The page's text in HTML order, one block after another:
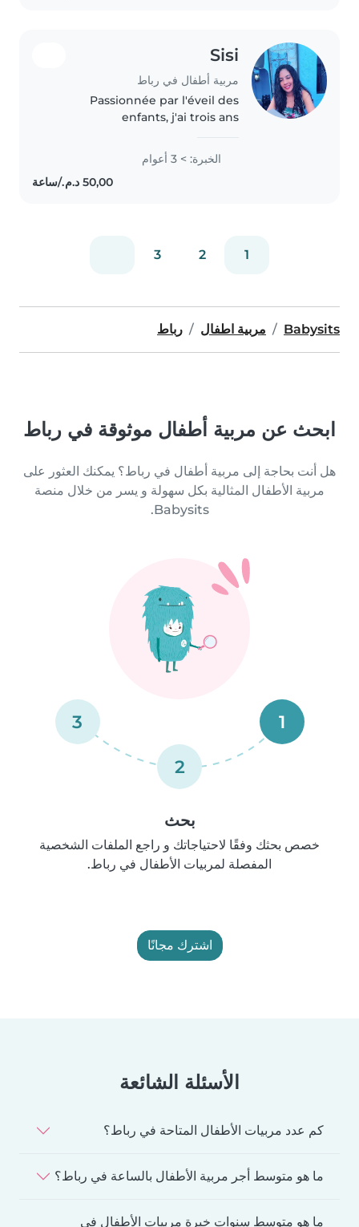
Sisi
مربية أطفال في رباط
Passionnée par l'éveil des
enfants, j'ai trois ans
préscolaires et écoliers.
Polyvalente, j'offre des activités
créatives, des jeux et une aide
الخبرة: > 3 أعوام
1
2
3
Babysits مربية اطفال رباط
ابحث عن مربية أطفال موثوقة في رباط
هل أنت بحاجة إلى مربية أطفال في رباط؟ يمكنك العثور على
مربية الأطفال المثالية بكل سهولة و يسر من خلال منصة
Babysits.
1
2
3
بحث
خصص بحثك وفقًا لاحتياجاتك و راجع الملفات الشخصية
المفصلة لمربيات الأطفال في رباط.
اشترك مجانًا
الأسئلة الشائعة
كم عدد مربيات الأطفال المتاحة في رباط؟
ما هو متوسط أجر مربية الأطفال بالساعة في رباط؟
ما هو متوسط سنوات خبرة مربيات الأطفال في